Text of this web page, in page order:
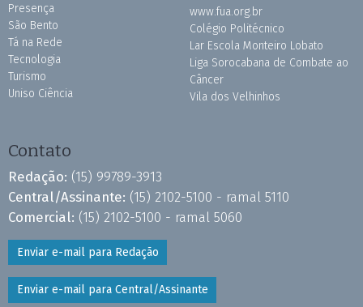
Presença
São Bento
Tá na Rede
Tecnologia
Turismo
Uniso Ciência
www.fua.org.br
Colégio Politécnico
Lar Escola Monteiro Lobato
Liga Sorocabana de Combate ao
Câncer
Vila dos Velhinhos
Contato
Redação: (15) 99789-3913
Central/Assinante: (15) 2102-5100 - ramal 5110
Comercial: (15) 2102-5100 - ramal 5060
Enviar e-mail para Redação
Enviar e-mail para Central/Assinante